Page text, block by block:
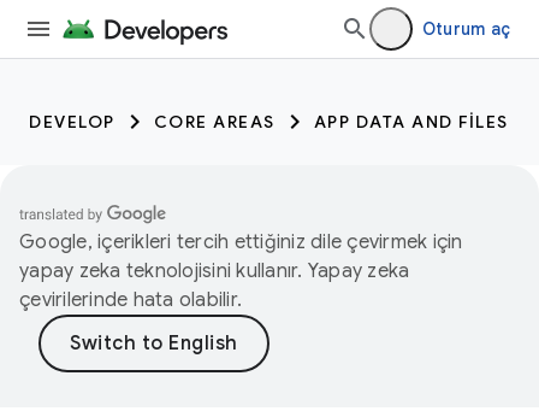
Oturum aç
DEVELOP CORE AREAS APP DATA AND FILES
Google, içerikleri tercih ettiğiniz dile çevirmek için
yapay zeka teknolojisini kullanır. Yapay zeka
çevirilerinde hata olabilir.